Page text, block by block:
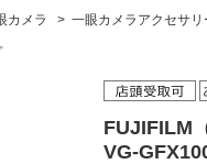
カメラ > 一眼カメラアクセサリ
FUJIFILM
VG-